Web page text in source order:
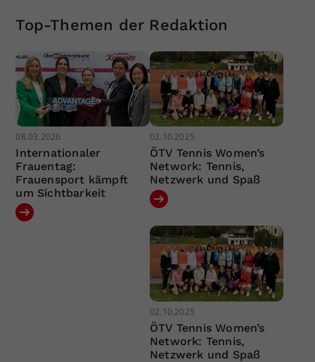
Top-Themen der Redaktion
08.03.2026
Internationaler
Frauentag:
Frauensport kämpft
um Sichtbarkeit
02.10.2025
ÖTV Tennis Women’s
Network: Tennis,
Netzwerk und Spaß
02.10.2025
ÖTV Tennis Women’s
Network: Tennis,
Netzwerk und Spaß